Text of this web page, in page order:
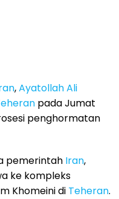
,Ayatollah Ali
pada Jumat
penghormatan
pemerintah Iran,
ke kompleks
Khomeini di Teheran.